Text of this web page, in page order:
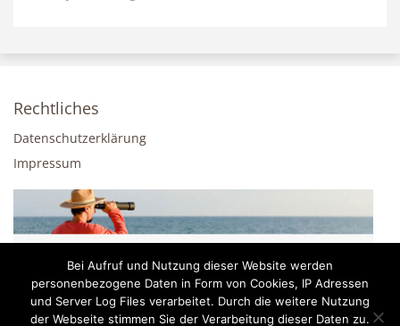
Rechtliches
Datenschutzerklärung
Impressum
Bei Aufruf und Nutzung dieser Website werden
personenbezogene Daten in Form von Cookies, IP Adressen
und Server Log Files verarbeitet. Durch die weitere Nutzung
der Webseite stimmen Sie der Verarbeitung dieser Daten zu.